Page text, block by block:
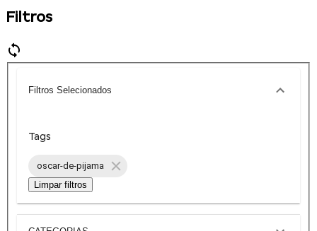
Filtros
Filtros Selecionados
Tags
oscar-de-pijama
Limpar filtros